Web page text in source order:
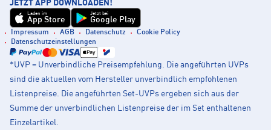
JETZT APP DOWNLOADEN!
Laden im
App Store
Jetzt bei
Google Play
Impressum AGB Datenschutz
Cookie Policy
Datenschutzeinstellungen
*UVP = Unverbindliche Preisempfehlung. Die angeführten UVPs
sind die aktuellen vom Hersteller unverbindlich empfohlenen
Listenpreise. Die angeführten Set-UVPs ergeben sich aus der
Summe der unverbindlichen Listenpreise der im Set enthaltenen
Einzelartikel.